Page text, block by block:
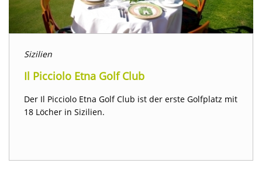
Sizilien
Il Picciolo Etna Golf Club
Der Il Picciolo Etna Golf Club ist der erste Golfplatz mit
18 Löcher in Sizilien.